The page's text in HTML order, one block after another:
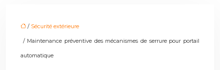
/ Sécurité extérieure
/ Maintenance préventive des mécanismes de serrure pour portail
automatique